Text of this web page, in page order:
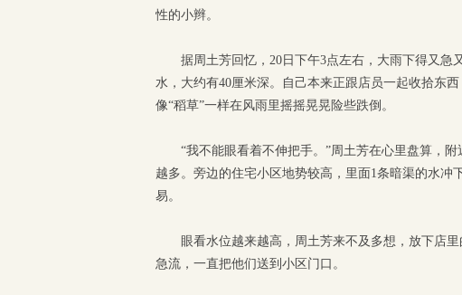
性的小辫。
据周土芳回忆，20日下午3点左右，大雨下得又急
水，大约有40厘米深。自己本来正跟店员一起收拾东
像“稻草”一样在风雨里摇摇晃晃险些跌倒。
“我不能眼看着不伸把手。”周土芳在心里盘算，
越多。旁边的住宅小区地势较高，里面1条暗渠的水
易。
眼看水位越来越高，周土芳来不及多想，放下店
急流，一直把他们送到小区门口。